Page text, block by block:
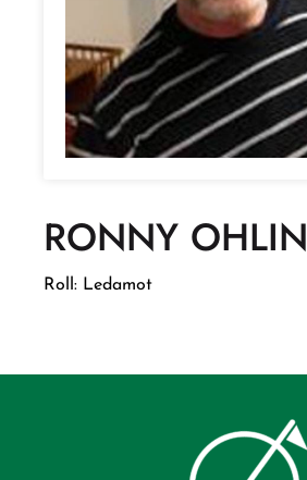
RONNY OHLIN
Roll: Ledamot